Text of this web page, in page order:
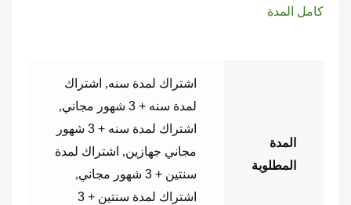
كامل المدة
المدة
المطلوبة
اشتراك لمدة سنه, اشتراك
لمدة سنه + 3 شهور مجاني
,
اشتراك لمدة سنه + 3 شهور
مجاني جهازين, اشتراك لمدة
سنتين + 3 شهور مجاني
,
اشتراك لمدة سنتين + 3